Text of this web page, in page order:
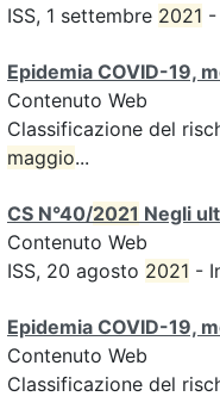
ISS, 1 settembre 2021 -
Epidemia COVID-19,
Contenuto Web
Classificazione del
maggio...
CS N°40/2021 Negli
Contenuto Web
ISS, 20 agosto 2021 -
Epidemia COVID-19,
Contenuto Web
Classificazione del